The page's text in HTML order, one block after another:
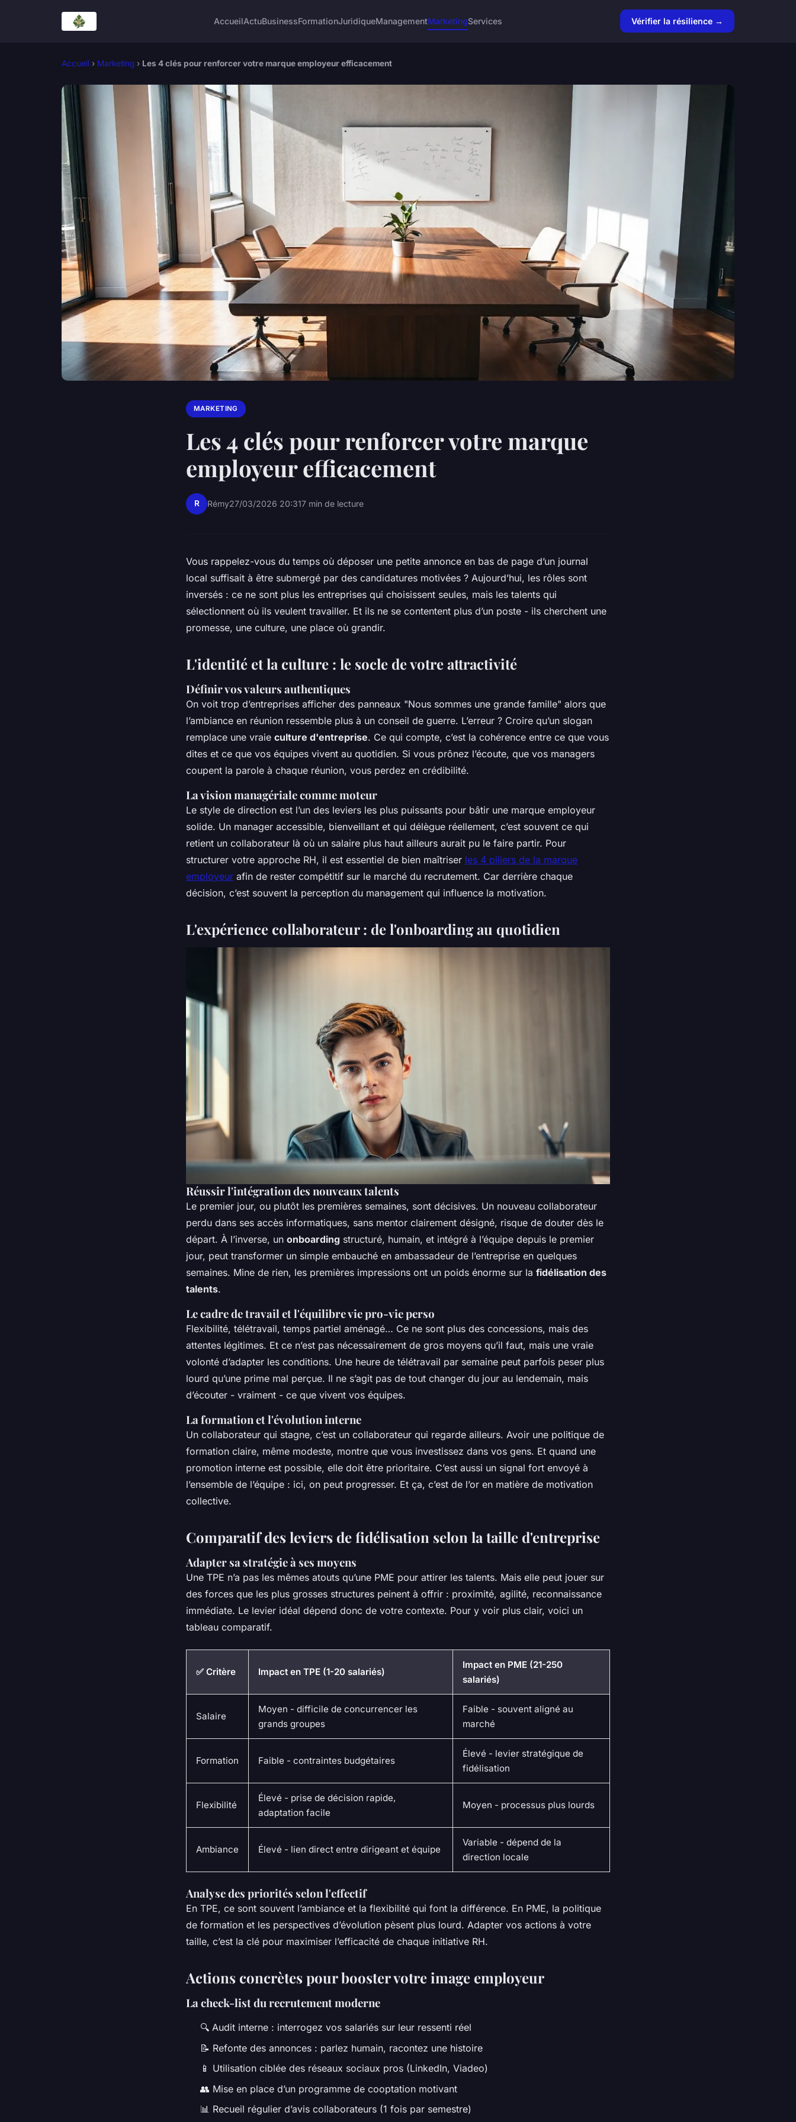
AccueilActuBusinessFormationJuridiqueManagementMarketingServices Vérifier la résilience →
Accueil › Marketing › Les 4 clés pour renforcer votre marque employeur efficacement
MARKETING
Les 4 clés pour renforcer votre marque
employeur efficacement
R Rémy27/03/2026 20:317 min de lecture
Vous rappelez-vous du temps où déposer une petite annonce en bas de page d’un journal
local suffisait à être submergé par des candidatures motivées ? Aujourd’hui, les rôles sont
inversés : ce ne sont plus les entreprises qui choisissent seules, mais les talents qui
sélectionnent où ils veulent travailler. Et ils ne se contentent plus d’un poste - ils cherchent une
promesse, une culture, une place où grandir.
L'identité et la culture : le socle de votre attractivité
Définir vos valeurs authentiques
On voit trop d’entreprises afficher des panneaux "Nous sommes une grande famille" alors que
l’ambiance en réunion ressemble plus à un conseil de guerre. L’erreur ? Croire qu’un slogan
remplace une vraie culture d'entreprise. Ce qui compte, c’est la cohérence entre ce que vous
dites et ce que vos équipes vivent au quotidien. Si vous prônez l’écoute, que vos managers
coupent la parole à chaque réunion, vous perdez en crédibilité.
La vision managériale comme moteur
Le style de direction est l’un des leviers les plus puissants pour bâtir une marque employeur
solide. Un manager accessible, bienveillant et qui délègue réellement, c’est souvent ce qui
retient un collaborateur là où un salaire plus haut ailleurs aurait pu le faire partir. Pour
structurer votre approche RH, il est essentiel de bien maîtriser les 4 piliers de la marque
employeur afin de rester compétitif sur le marché du recrutement. Car derrière chaque
décision, c’est souvent la perception du management qui influence la motivation.
L'expérience collaborateur : de l'onboarding au quotidien
Réussir l'intégration des nouveaux talents
Le premier jour, ou plutôt les premières semaines, sont décisives. Un nouveau collaborateur
perdu dans ses accès informatiques, sans mentor clairement désigné, risque de douter dès le
départ. À l’inverse, un onboarding structuré, humain, et intégré à l’équipe depuis le premier
jour, peut transformer un simple embauché en ambassadeur de l’entreprise en quelques
semaines. Mine de rien, les premières impressions ont un poids énorme sur la fidélisation des
talents.
Le cadre de travail et l'équilibre vie pro-vie perso
Flexibilité, télétravail, temps partiel aménagé… Ce ne sont plus des concessions, mais des
attentes légitimes. Et ce n’est pas nécessairement de gros moyens qu’il faut, mais une vraie
volonté d’adapter les conditions. Une heure de télétravail par semaine peut parfois peser plus
lourd qu’une prime mal perçue. Il ne s’agit pas de tout changer du jour au lendemain, mais
d’écouter - vraiment - ce que vivent vos équipes.
La formation et l'évolution interne
Un collaborateur qui stagne, c’est un collaborateur qui regarde ailleurs. Avoir une politique de
formation claire, même modeste, montre que vous investissez dans vos gens. Et quand une
promotion interne est possible, elle doit être prioritaire. C’est aussi un signal fort envoyé à
l’ensemble de l’équipe : ici, on peut progresser. Et ça, c’est de l’or en matière de motivation
collective.
Comparatif des leviers de fidélisation selon la taille d'entreprise
Adapter sa stratégie à ses moyens
Une TPE n’a pas les mêmes atouts qu’une PME pour attirer les talents. Mais elle peut jouer sur
des forces que les plus grosses structures peinent à offrir : proximité, agilité, reconnaissance
immédiate. Le levier idéal dépend donc de votre contexte. Pour y voir plus clair, voici un
tableau comparatif.
✅ Critère Impact en TPE (1-20 salariés)
Impact en PME (21-250
salariés)
Salaire
Moyen - difficile de concurrencer les
grands groupes
Faible - souvent aligné au
marché
Formation Faible - contraintes budgétaires
Élevé - levier stratégique de
fidélisation
Flexibilité
Élevé - prise de décision rapide,
adaptation facile
Moyen - processus plus lourds
Ambiance Élevé - lien direct entre dirigeant et équipe
Variable - dépend de la
direction locale
Analyse des priorités selon l'effectif
En TPE, ce sont souvent l’ambiance et la flexibilité qui font la différence. En PME, la politique
de formation et les perspectives d’évolution pèsent plus lourd. Adapter vos actions à votre
taille, c’est la clé pour maximiser l’efficacité de chaque initiative RH.
Actions concrètes pour booster votre image employeur
La check-list du recrutement moderne
🔍 Audit interne : interrogez vos salariés sur leur ressenti réel
📝 Refonte des annonces : parlez humain, racontez une histoire
📱 Utilisation ciblée des réseaux sociaux pros (LinkedIn, Viadeo)
👥 Mise en place d’un programme de cooptation motivant
📊 Recueil régulier d’avis collaborateurs (1 fois par semestre)